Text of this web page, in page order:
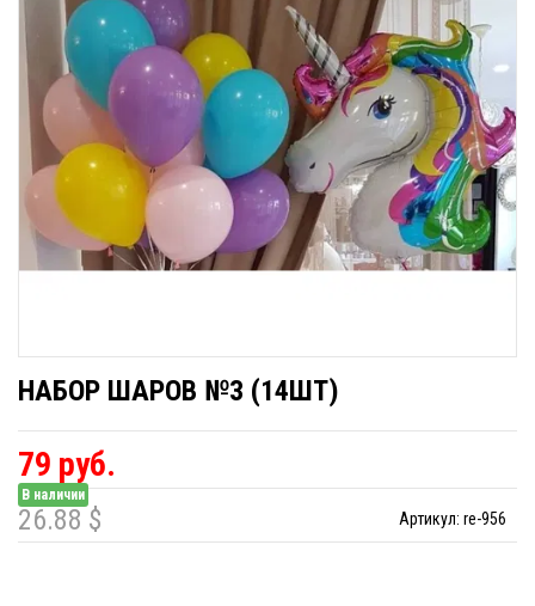
НАБОР ШАРОВ №3 (14ШТ)
79 руб.
В наличии
Артикул: re-956
26.88 $